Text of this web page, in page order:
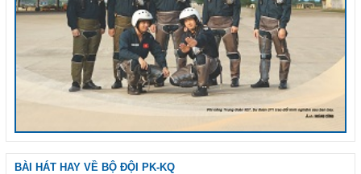
BÀI HÁT HAY VỀ BỘ ĐỘI PK-KQ